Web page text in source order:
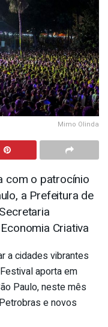
Mimo Olinda
com o patrocínio
a Prefeitura de
Criativa
a cidades vibrantes
aporta em
Paulo, neste mês
e novos